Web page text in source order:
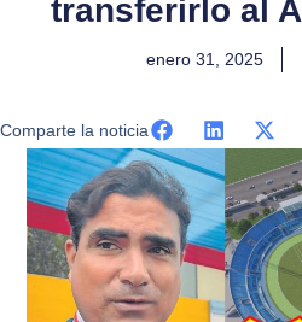
transferirlo al
enero 31, 2025
Comparte la noticia